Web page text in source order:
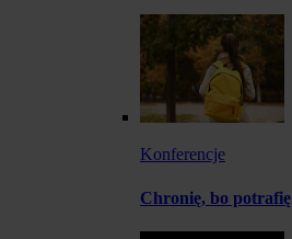
Konferencje
Chronię, bo potrafię